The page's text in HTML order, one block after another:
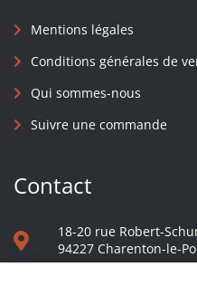
Mentions légales
Conditions générales de
Qui sommes-nous
Suivre une commande
Contact
18-20 rue Robert-
94227 Charenton-le-